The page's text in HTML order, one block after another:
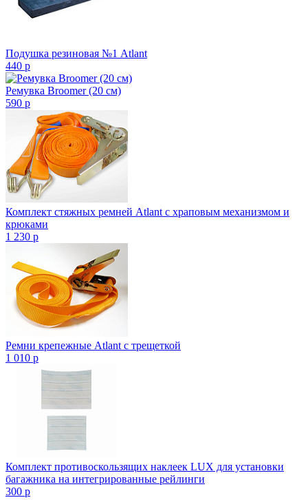
Подушка резиновая №1 Atlant
440 p
Ремувка Broomer (20 см)
590 p
Комплект стяжных ремней Atlant с храповым механизмом и
крюками
1 230 p
Ремни крепежные Atlant с трещеткой
1 010 p
Комплект противоскользящих наклеек LUX для установки
багажника на интегрированные рейлинги
300 p